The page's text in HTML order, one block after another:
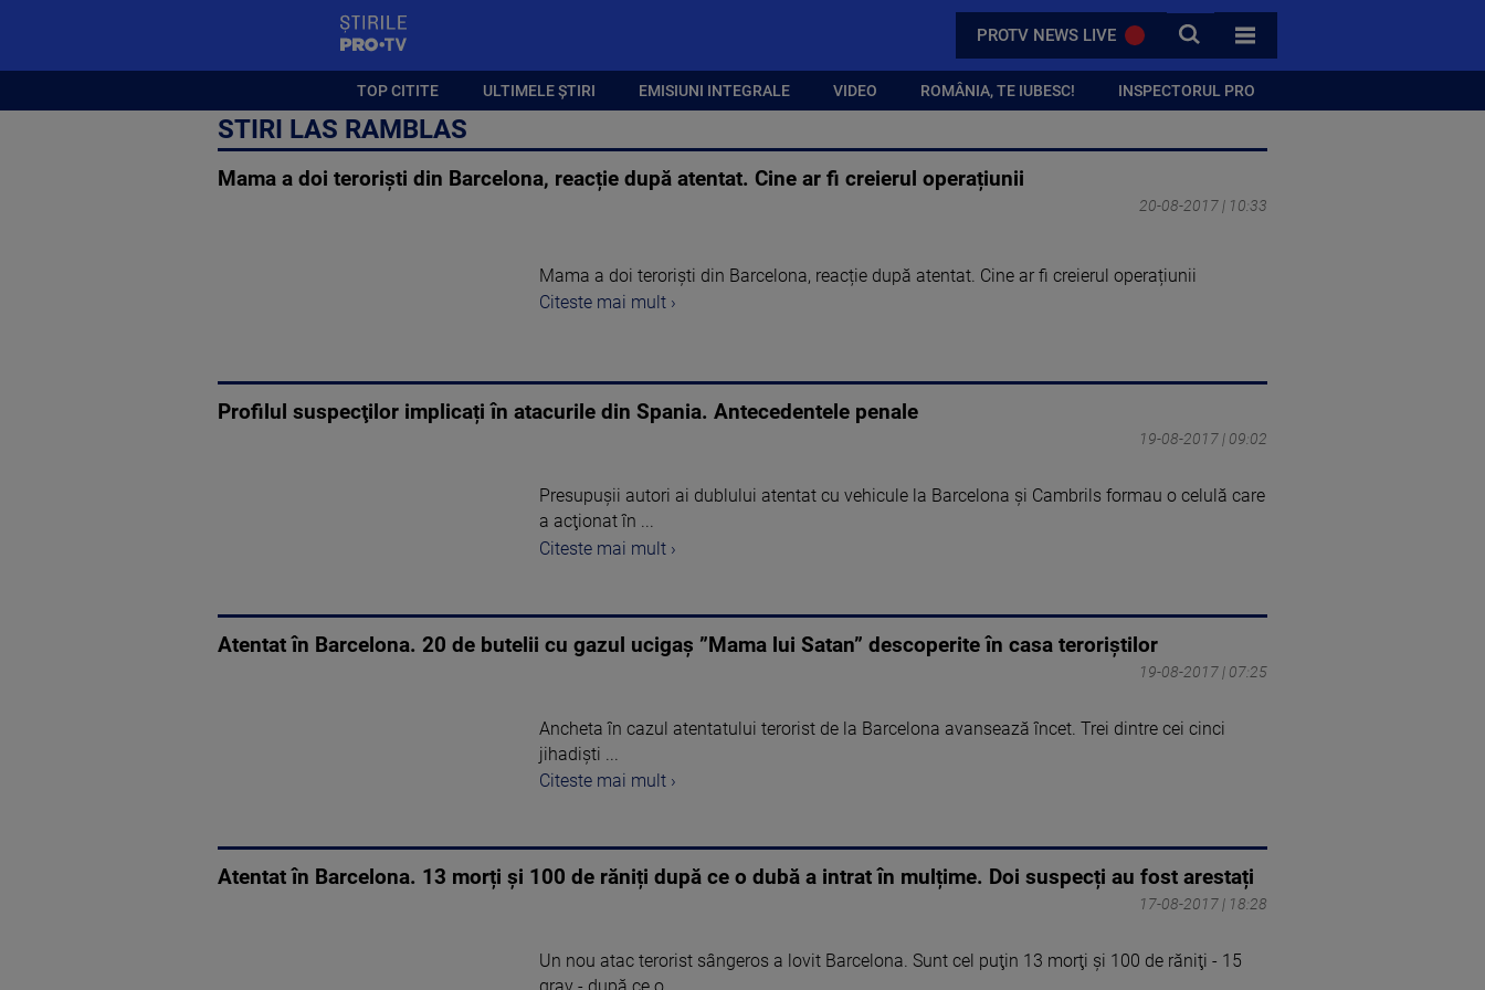
PROTV NEWS LIVE CAUTA
TOATE CATEGORIILE
TOP CITITE ULTIMELE ȘTIRI EMISIUNI INTEGRALE VIDEO ROMÂNIA, TE IUBESC! INSPECTORUL PRO
STIRI LAS RAMBLAS
Mama a doi teroriști din Barcelona, reacție după atentat. Cine ar fi creierul operațiunii
20-08-2017 | 10:33
Mama a doi teroriști din Barcelona, reacție după atentat. Cine ar fi creierul operațiunii
Citeste mai mult ›
Profilul suspecţilor implicați în atacurile din Spania. Antecedentele penale
19-08-2017 | 09:02
Presupuşii autori ai dublului atentat cu vehicule la Barcelona şi Cambrils formau o celulă care
a acţionat în ...
Citeste mai mult ›
Atentat în Barcelona. 20 de butelii cu gazul ucigaș ”Mama lui Satan” descoperite în casa teroriștilor
19-08-2017 | 07:25
Ancheta în cazul atentatului terorist de la Barcelona avansează încet. Trei dintre cei cinci
jihadişti ...
Citeste mai mult ›
Atentat în Barcelona. 13 morți și 100 de răniți după ce o dubă a intrat în mulțime. Doi suspecți au fost arestați
17-08-2017 | 18:28
Un nou atac terorist sângeros a lovit Barcelona. Sunt cel puţin 13 morţi şi 100 de răniţi - 15